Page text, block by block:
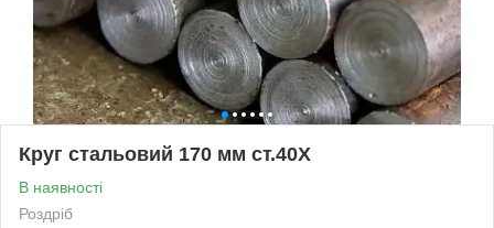
Круг стальовий 170 мм ст.40Х
В наявності
Роздріб